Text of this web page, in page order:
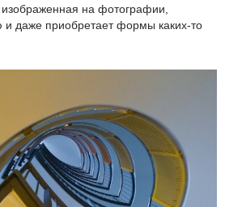
на фотографии,
и даже приобретает формы каких-то